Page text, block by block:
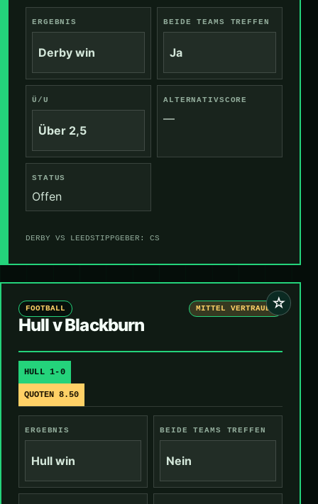
ERGEBNIS
Derby win
BEIDE TEAMS TREFFEN
Ja
Ü/U
Über 2,5
ALTERNATIVSCORE
—
STATUS
Offen
DERBY VS LEEDSTIPPGEBER: CS
☆
FOOTBALL MITTEL VERTRAUEN
Hull v Blackburn
HULL 1-0
QUOTEN 8.50
ERGEBNIS
Hull win
BEIDE TEAMS TREFFEN
Nein